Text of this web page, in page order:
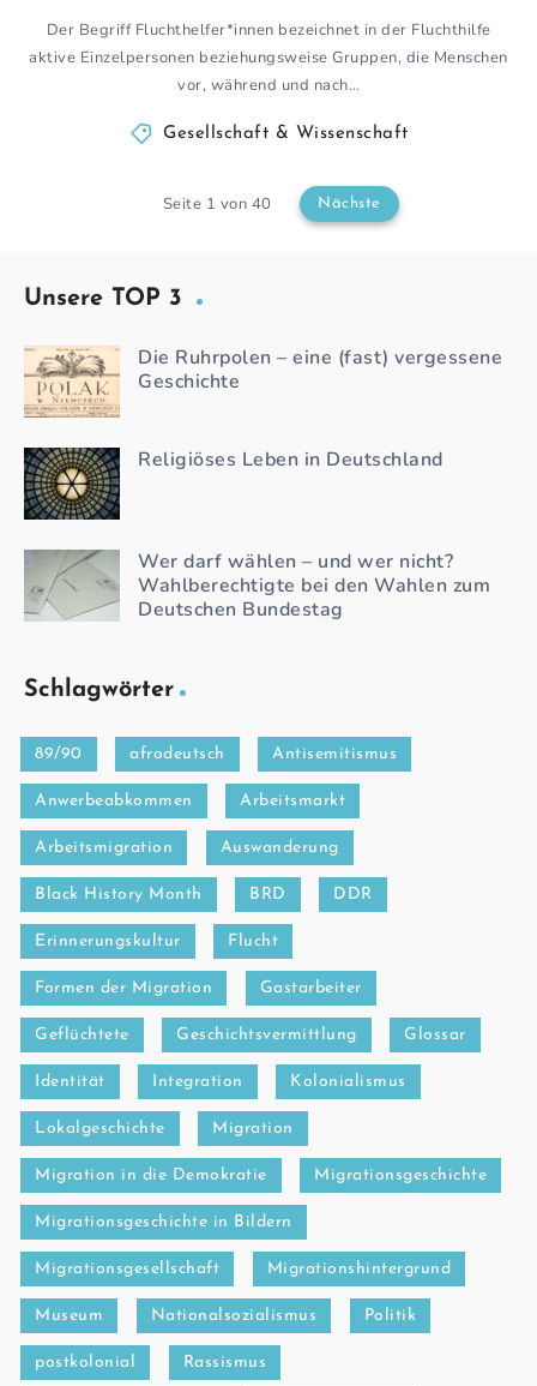
Der Begriff Fluchthelfer*innen bezeichnet in der Fluchthilfe
aktive Einzelpersonen beziehungsweise Gruppen, die Menschen
vor, während und nach…
Gesellschaft & Wissenschaft
Seite 1 von 40 Nächste
Unsere TOP 3
Die Ruhrpolen – eine (fast) vergessene
Geschichte
Religiöses Leben in Deutschland
Wer darf wählen – und wer nicht?
Wahlberechtigte bei den Wahlen zum
Deutschen Bundestag
Schlagwörter
89/90 afrodeutsch Antisemitismus
Anwerbeabkommen Arbeitsmarkt
Arbeitsmigration Auswanderung
Black History Month BRD DDR
Erinnerungskultur Flucht
Formen der Migration Gastarbeiter
Geflüchtete Geschichtsvermittlung Glossar
Identität Integration Kolonialismus
Lokalgeschichte Migration
Migration in die Demokratie Migrationsgeschichte
Migrationsgeschichte in Bildern
Migrationsgesellschaft Migrationshintergrund
Museum Nationalsozialismus Politik
postkolonial Rassismus